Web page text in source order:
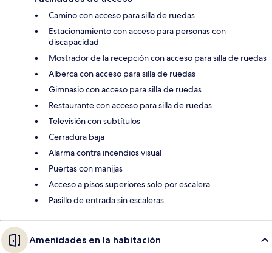
Camino con acceso para silla de ruedas
Estacionamiento con acceso para personas con
discapacidad
Mostrador de la recepción con acceso para silla de ruedas
Alberca con acceso para silla de ruedas
Gimnasio con acceso para silla de ruedas
Restaurante con acceso para silla de ruedas
Televisión con subtítulos
Cerradura baja
Alarma contra incendios visual
Puertas con manijas
Acceso a pisos superiores solo por escalera
Pasillo de entrada sin escaleras
Amenidades en la habitación